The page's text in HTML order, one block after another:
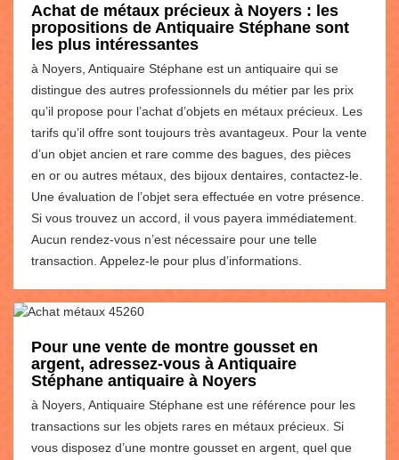
Achat de métaux précieux à Noyers : les
propositions de Antiquaire Stéphane sont
les plus intéressantes
à Noyers, Antiquaire Stéphane est un antiquaire qui se
distingue des autres professionnels du métier par les prix
qu’il propose pour l’achat d’objets en métaux précieux. Les
tarifs qu’il offre sont toujours très avantageux. Pour la vente
d’un objet ancien et rare comme des bagues, des pièces
en or ou autres métaux, des bijoux dentaires, contactez-le.
Une évaluation de l’objet sera effectuée en votre présence.
Si vous trouvez un accord, il vous payera immédiatement.
Aucun rendez-vous n’est nécessaire pour une telle
transaction. Appelez-le pour plus d’informations.
Pour une vente de montre gousset en
argent, adressez-vous à Antiquaire
Stéphane antiquaire à Noyers
à Noyers, Antiquaire Stéphane est une référence pour les
transactions sur les objets rares en métaux précieux. Si
vous disposez d’une montre gousset en argent, quel que